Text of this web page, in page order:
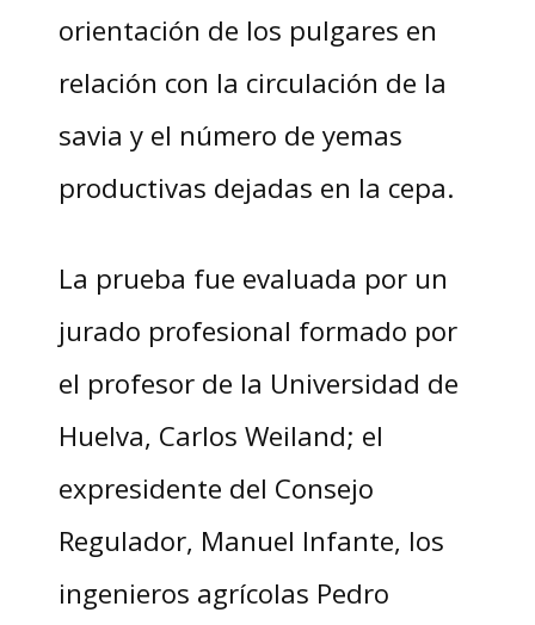
orientación de los pulgares en
relación con la circulación de la
savia y el número de yemas
productivas dejadas en la cepa.
La prueba fue evaluada por un
jurado profesional formado por
el profesor de la Universidad de
Huelva, Carlos Weiland; el
expresidente del Consejo
Regulador, Manuel Infante, los
ingenieros agrícolas Pedro